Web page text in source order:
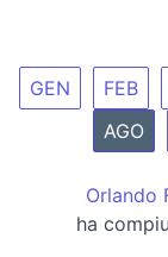
GEN FEB
AGO
Orlando
ha